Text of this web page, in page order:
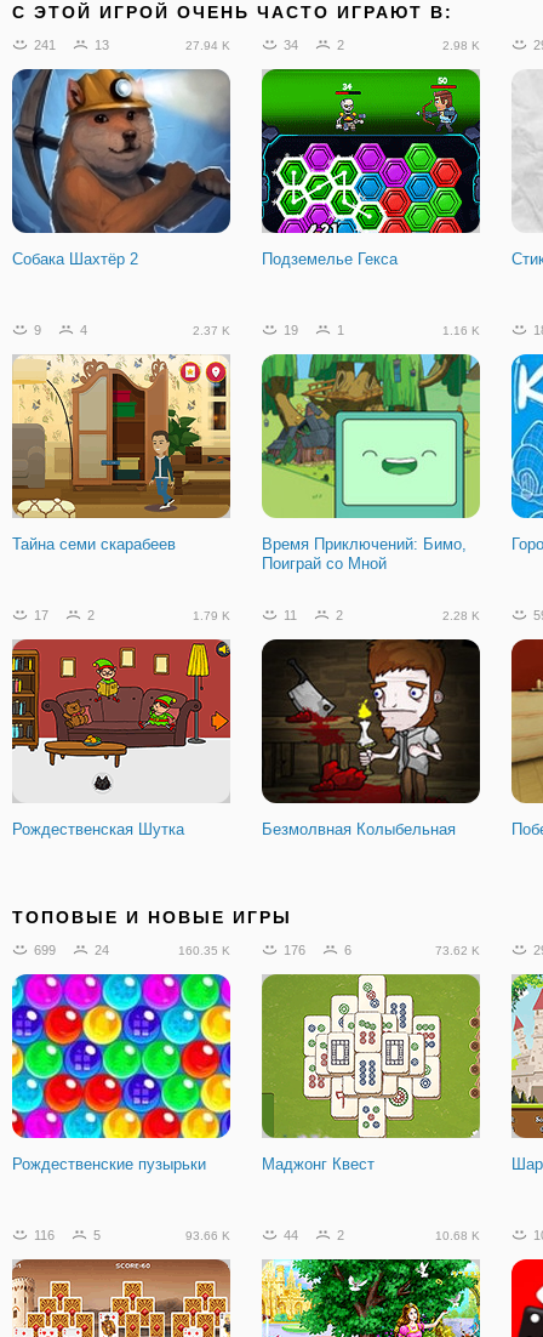
C ЭТОЙ ИГРОЙ ОЧЕНЬ ЧАСТО ИГРАЮТ В:
241 13 27.94 K
Собака Шахтёр 2
34 2 2.98 K
Подземелье Гекса
9 4 2.37 K
Тайна семи скарабеев
19 1 1.16 K
Время Приключений: Бимо,
Поиграй со Мной
17 2 1.79 K
Рождественская Шутка
11 2 2.28 K
Безмолвная Колыбельная
Растения Лайти Ламп 3
ТОПОВЫЕ И НОВЫЕ ИГРЫ
699 24 160.35 K
Рождественские пузырьки
176 6 73.62 K
Маджонг Квест
116 5 93.66 K 44 2 10.68 K